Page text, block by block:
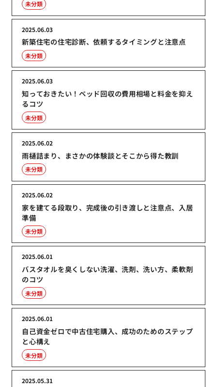
未分類
新築住宅の住宅診断、依頼するタイミングと注意点
2025.06.03
未分類
知っておきたい！ベッド回収の費用相場と料金を抑え
るコツ
2025.06.03
未分類
雨樋詰まり、まさかの体験談とそこから得た教訓
2025.06.02
未分類
家を建てる段取り、完成後の引き渡しと注意点、入居
準備
2025.06.02
未分類
バスタオルを臭くしない洗濯、洗剤、洗い方、柔軟剤
のコツ
2025.06.01
未分類
自己資金ゼロで中古住宅購入、成功のためのステップ
と心構え
2025.06.01
未分類
2025.05.31